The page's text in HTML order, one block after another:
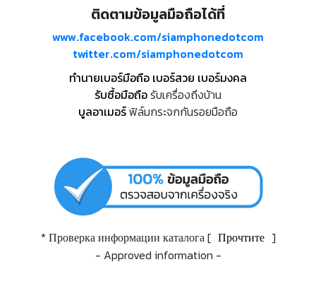
ติดตามข้อมูลมือถือได้ที่
www.facebook.com/siamphonedotcom
twitter.com/siamphonedotcom
ทำนายเบอร์มือถือ เบอร์สวย เบอร์มงคล
รับซื้อมือถือรับเครื่องถึงบ้าน
บูลอาเมอร์ฟิล์มกระจกกันรอยมือถือ
* Проверка информации каталога [ Прочтите ]
- Approved information -